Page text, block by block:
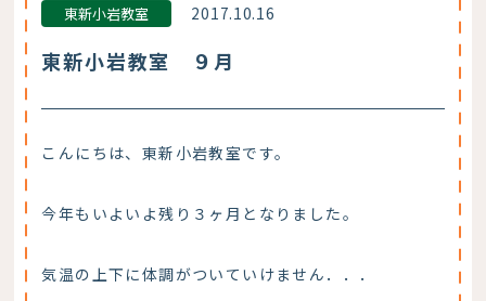
東新小岩教室 2017.10.16
東新小岩教室 ９月
こんにちは、東新小岩教室です。
今年もいよいよ残り３ヶ月となりました。
気温の上下に体調がついていけません．．．